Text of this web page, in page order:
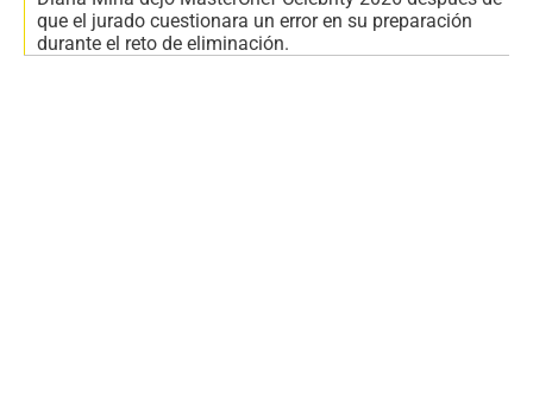
que el jurado cuestionara un error en su preparación
durante el reto de eliminación.